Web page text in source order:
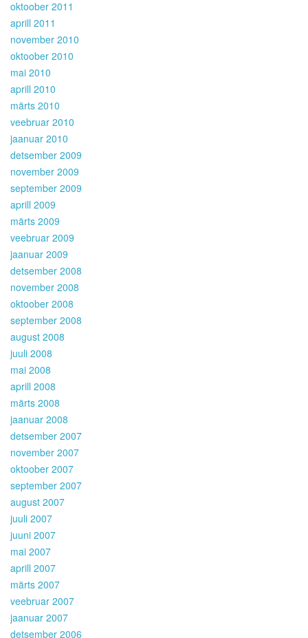
oktoober 2011
aprill 2011
november 2010
oktoober 2010
mai 2010
aprill 2010
märts 2010
veebruar 2010
jaanuar 2010
detsember 2009
november 2009
september 2009
aprill 2009
märts 2009
veebruar 2009
jaanuar 2009
detsember 2008
november 2008
oktoober 2008
september 2008
august 2008
juuli 2008
mai 2008
aprill 2008
märts 2008
jaanuar 2008
detsember 2007
november 2007
oktoober 2007
september 2007
august 2007
juuli 2007
juuni 2007
mai 2007
aprill 2007
märts 2007
veebruar 2007
jaanuar 2007
detsember 2006